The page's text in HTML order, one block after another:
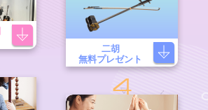
二胡
無料プレゼント
4